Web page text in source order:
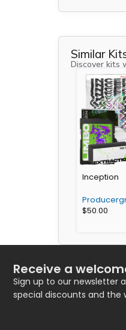
Similar
Discover kits
Inception
$50.00
Receive a
Sign up to our newsletter
special discounts and the